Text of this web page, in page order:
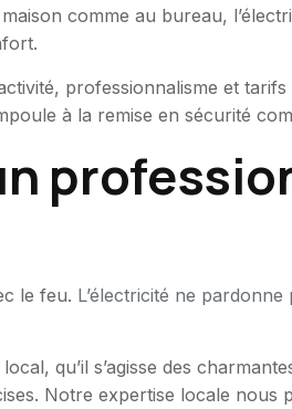
comme au bureau,
professionnalisme et
à la remise en sécurité
le feu. L’électricité ne
qu’il s’agisse des
Notre expertise locale nous